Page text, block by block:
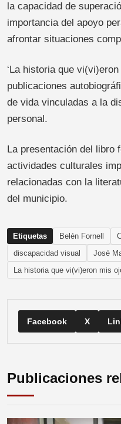
la capacidad de
importancia del apoyo
afrontar situaciones
‘La historia que
publicaciones
de vida vinculadas a la
personal.
La presentación del libro
actividades culturales
relacionadas con la
del municipio.
Etiquetas Belén Fornell
discapacidad visual
José
La historia que vi(vi)eron mis
Facebook X
Publicaciones